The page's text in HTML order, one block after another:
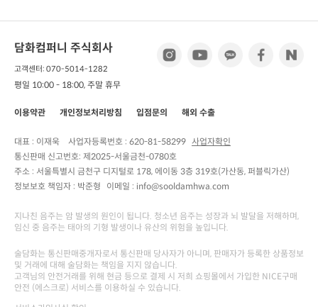
담화컴퍼니 주식회사
고객센터: 070-5014-1282
평일 10:00 - 18:00, 주말 휴무
이용약관 개인정보처리방침 입점문의 해외 수출
대표 : 이재욱 사업자등록번호 : 620-81-58299 사업자확인
통신판매 신고번호: 제2025-서울금천-0780호
주소 : 서울특별시 금천구 디지털로 178, 에이동 3층 319호(가산동, 퍼블릭가산)
정보보호 책임자 : 박준형 이메일 : info@sooldamhwa.com
지나친 음주는 암 발생의 원인이 됩니다. 청소년 음주는 성장과 뇌 발달을 저해하며,
임신 중 음주는 태아의 기형 발생이나 유산의 위험을 높입니다.
술담화는 통신판매중개자로서 통신판매 당사자가 아니며, 판매자가 등록한 상품정보
및 거래에 대해 술담화는 책임을 지지 않습니다.
고객님의 안전거래를 위해 현금 등으로 결제 시 저희 쇼핑몰에서 가입한 NICE구매
안전 (에스크로) 서비스를 이용하실 수 있습니다.